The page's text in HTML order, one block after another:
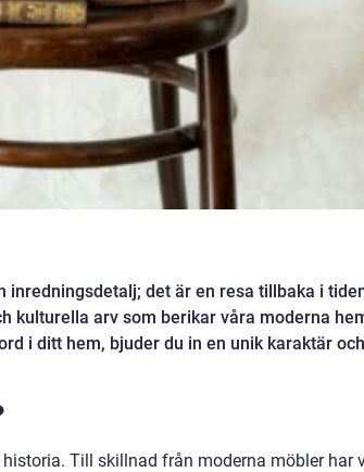
det är en resa tillbaka i
kulturella arv som berikar våra moderna
i ditt hem, bjuder du in en unik karaktär
Till skillnad från moderna möbler har